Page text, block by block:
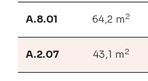
A.8.01 64,2 m 2
A.2.07 43,1 m 2